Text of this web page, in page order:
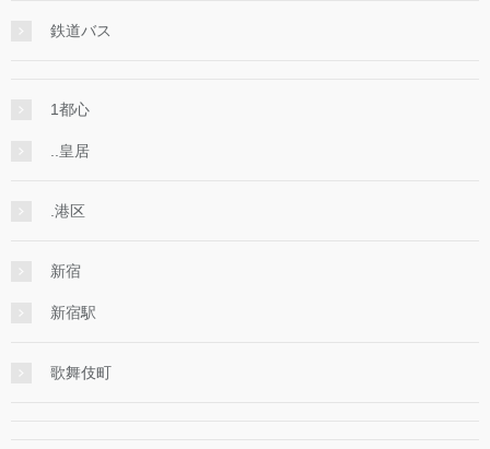
鉄道バス
1都心
..皇居
.港区
新宿
新宿駅
歌舞伎町